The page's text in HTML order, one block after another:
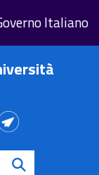
Italiano